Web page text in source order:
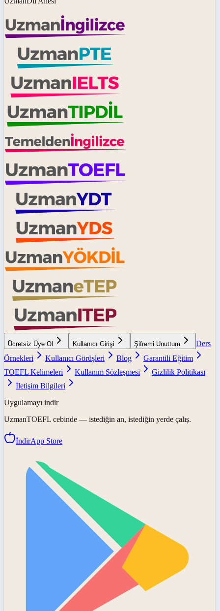
Ücretsiz Üye Ol Kullanıcı Girişi Şifremi Unuttum
Ders
Örnekleri
Kullanıcı Görüşleri Blog
Garantili Eğitim
TOEFL Kelimeleri
Kullanım Sözleşmesi
Gizlilik Politikası
İletişim Bilgileri
Uygulamayı indir
UzmanTOEFL cebinde — istediğin an, istediğin yerde çalış.
İndirApp Store